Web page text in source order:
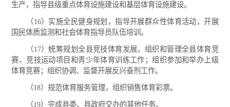
生产，指导县级重点体育设施建设和基层体育设施建设。
（16）实施全民健身规划，指导开展群众性体育活动，开展
国民体质监测和社会体育指导员队伍培训。
（17）统筹规划全县竞技体育发展，组织和管理全县体育竞
赛、竞技运动项目和青少年体育训练工作；组织参加和举办上级
体育竞赛；组织协调、监督开展反兴奋剂工作。
（18）规范体育服务管理，组织销售体育彩票。
（19）完成县委、县政府交办的其他任务。